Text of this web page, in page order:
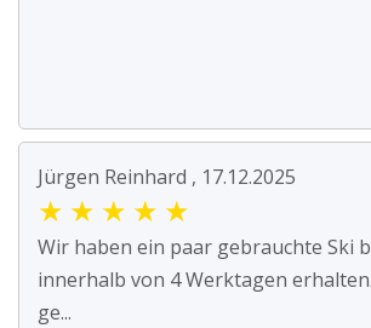
Jürgen Reinhard , 17.12.2025
★ ★ ★ ★ ★
Wir haben ein paar gebrauchte Ski
innerhalb von 4 Werktagen
ge...